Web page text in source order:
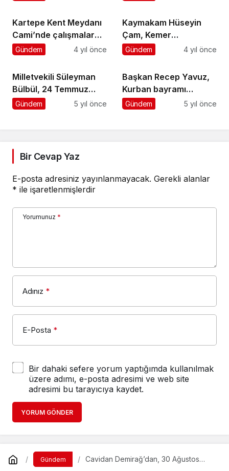
Kartepe Kent Meydanı
Cami’nde çalışmalar
sürüyor
Gündem 4 yıl önce
Kaymakam Hüseyin
Çam, Kemer
Belediyesi’nde
Gündem 4 yıl önce
Milletvekili Süleyman
Bülbül, 24 Temmuz
Basın Bayramı Mesajı
Gündem 5 yıl önce
Başkan Recep Yavuz,
Kurban bayramı
kutlama mesajı
Gündem 5 yıl önce
Bir Cevap Yaz
E-posta adresiniz yayınlanmayacak. Gerekli alanlar
* ile işaretlenmişlerdir
Yorumunuz *
Adınız *
E-Posta *
Bir dahaki sefere yorum yaptığımda kullanılmak
üzere adımı, e-posta adresimi ve web site
adresimi bu tarayıcıya kaydet.
YORUM GÖNDER
Gündem
Cavidan Demirağ’dan, 30 Ağustos